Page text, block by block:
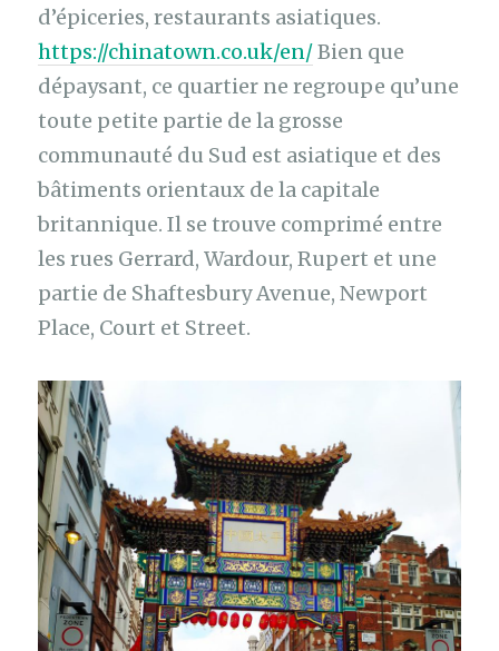
d’épiceries, restaurants asiatiques.
https://chinatown.co.uk/en/Bien que
dépaysant, ce quartier ne regroupe qu’une
toute petite partie de la grosse
communauté du Sud est asiatique et des
bâtiments orientaux de la capitale
britannique. Il se trouve comprimé entre
les rues Gerrard, Wardour, Rupert et une
partie de Shaftesbury Avenue, Newport
Place, Court et Street.